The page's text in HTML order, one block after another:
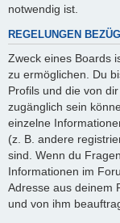
notwendig ist.
REGELUNGEN
Zweck eines Boards
zu ermöglichen. Du
Profils und die von
zugänglich sein
einzelne
(z. B. andere
sind. Wenn du
Informationen im
Adresse aus deinem
und von ihm